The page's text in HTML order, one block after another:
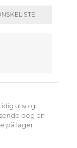
utsolgt.
deg en
på lager